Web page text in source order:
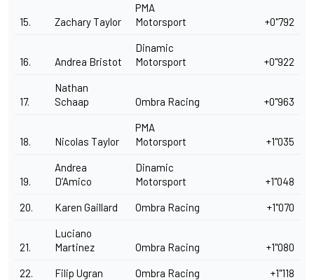
15. Zachary Taylor
PMA
Motorsport
+0"792
16. Andrea Bristot
Dinamic
Motorsport
+0"922
17.
Nathan
Schaap
Ombra Racing +0"963
18. Nicolas Taylor
PMA
Motorsport
+1"035
19.
Andrea
D’Amico
Dinamic
Motorsport
+1"048
20. Karen Gaillard Ombra Racing +1"070
21.
Luciano
Martinez
Ombra Racing +1"080
22. Filip Ugran Ombra Racing +1"118